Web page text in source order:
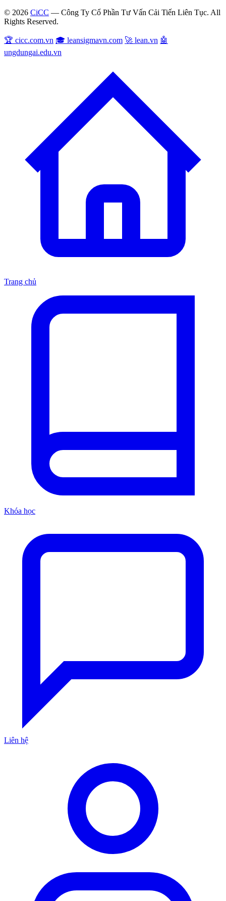
© 2026 CiCC — Công Ty Cổ Phần Tư Vấn Cải Tiến Liên Tục. All
Rights Reserved.
🏆 cicc.com.vn 🎓 leansigmavn.com 🚀 lean.vn 🤖
ungdungai.edu.vn
Trang chủ
Khóa học
Liên hệ